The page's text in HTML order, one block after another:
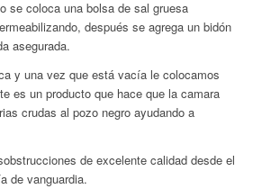
se coloca una bolsa de sal gruesa
después se agrega un bidón
asegurada.
y una vez que está vacía le colocamos
es un producto que hace que la camara
crudas al pozo negro ayudando a
de excelente calidad desde el
de vanguardia.